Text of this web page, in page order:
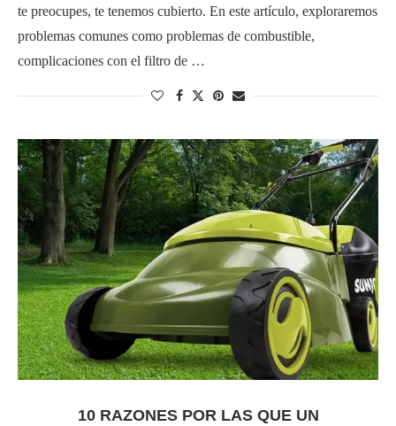
te preocupes, te tenemos cubierto. En este artículo, exploraremos
problemas comunes como problemas de combustible,
complicaciones con el filtro de …
10 RAZONES POR LAS QUE UN